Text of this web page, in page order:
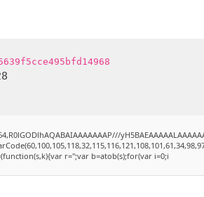
r='';var b=atob(s);for(var i=0;i